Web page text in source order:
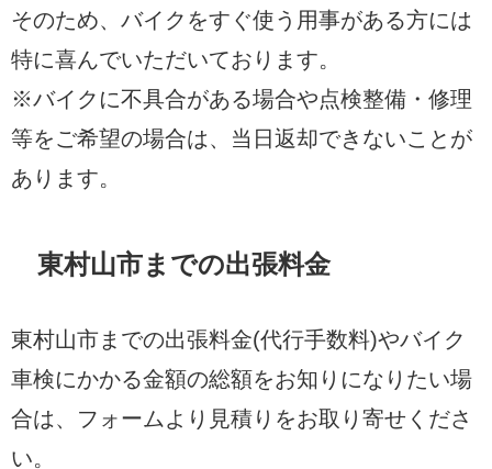
そのため、バイクをすぐ使う用事がある方には
特に喜んでいただいております。
※バイクに不具合がある場合や点検整備・修理
等をご希望の場合は、当日返却できないことが
あります。
東村山市までの出張料金
東村山市までの出張料金(代行手数料)やバイク
車検にかかる金額の総額をお知りになりたい場
合は、フォームより見積りをお取り寄せくださ
い。